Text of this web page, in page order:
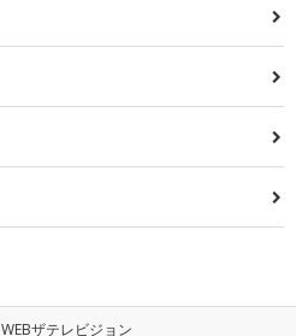
WEBザテレビジョン